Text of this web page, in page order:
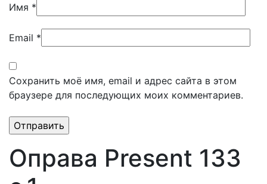
Имя *
Email *
Сохранить моё имя, email и адрес сайта в этом
браузере для последующих моих комментариев.
Оправа Present 133